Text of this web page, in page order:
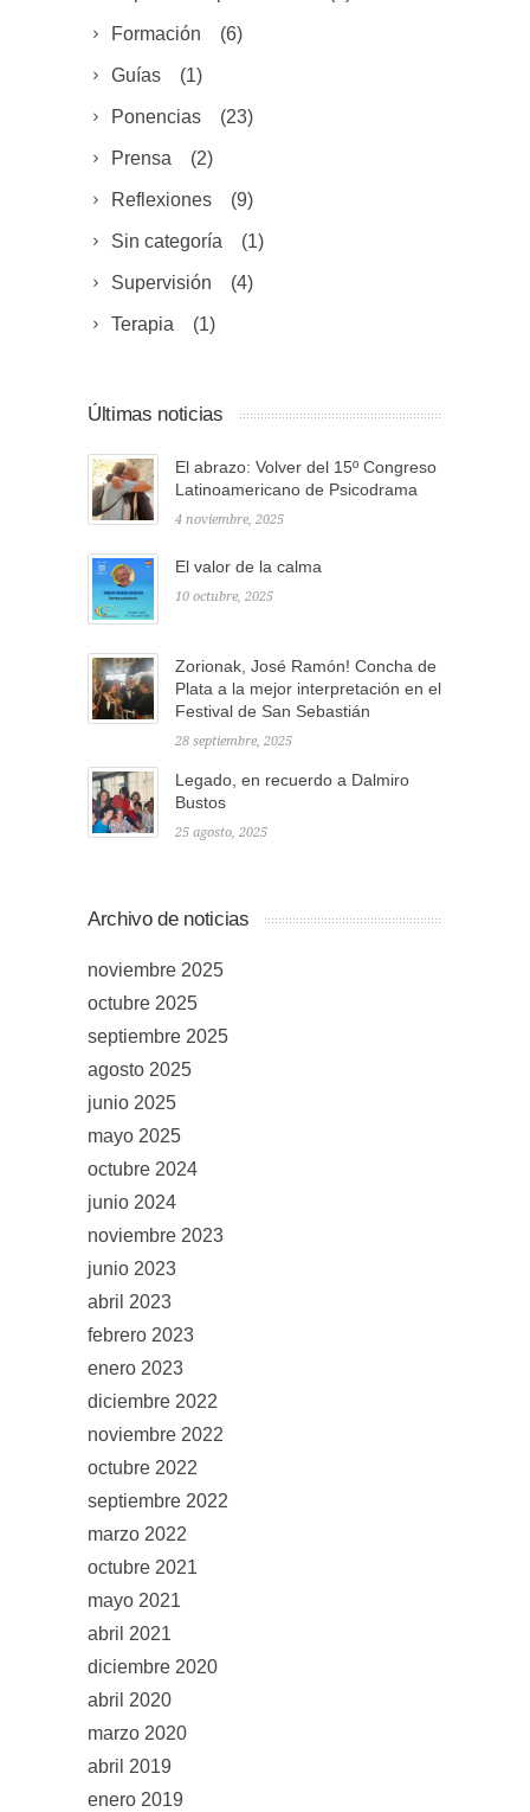
Formación (6)
Guías (1)
Ponencias (23)
Prensa (2)
Reflexiones (9)
Sin categoría (1)
Supervisión (4)
Terapia (1)
Últimas noticias
El abrazo: Volver del 15º Congreso
Latinoamericano de Psicodrama
4 noviembre, 2025
El valor de la calma
10 octubre, 2025
Zorionak, José Ramón! Concha de
Plata a la mejor interpretación en el
Festival de San Sebastián
28 septiembre, 2025
Legado, en recuerdo a Dalmiro
Bustos
25 agosto, 2025
Archivo de noticias
noviembre 2025
octubre 2025
septiembre 2025
agosto 2025
junio 2025
mayo 2025
octubre 2024
junio 2024
noviembre 2023
junio 2023
abril 2023
febrero 2023
enero 2023
diciembre 2022
noviembre 2022
octubre 2022
septiembre 2022
marzo 2022
octubre 2021
mayo 2021
abril 2021
diciembre 2020
abril 2020
marzo 2020
abril 2019
enero 2019